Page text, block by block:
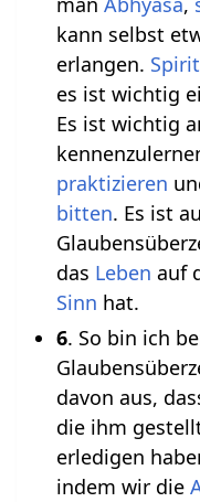
kann selbst
erlangen.
es ist wichtig
Es ist wichtig
praktizieren
bitten. Es ist
das Leben auf
Sinn hat.
6. So bin ich
davon aus,
die ihm
erledigen
indem wir die